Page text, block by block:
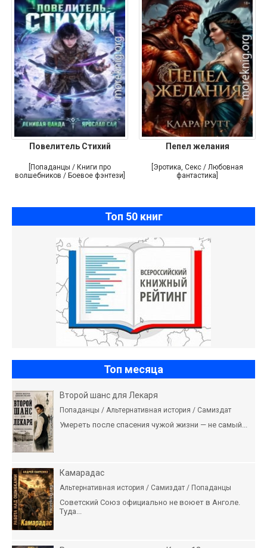
Повелитель Стихий
[Попаданцы / Книги про
волшебников / Боевое фэнтези]
Пепел желания
[Эротика, Секс / Любовная
фантастика]
Топ 50 книг
Топ месяца
Второй шанс для Лекаря
Попаданцы / Альтернативная история / Самиздат
Умереть после спасения чужой жизни — не самый...
Камарадас
Альтернативная история / Самиздат / Попаданцы
Советский Союз официально не воюет в Анголе.
Туда...